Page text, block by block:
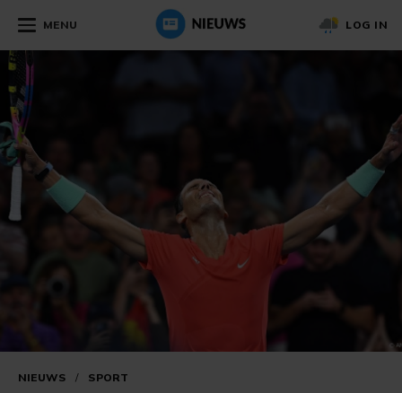
MENU LOG IN
NIEUWS / SPORT